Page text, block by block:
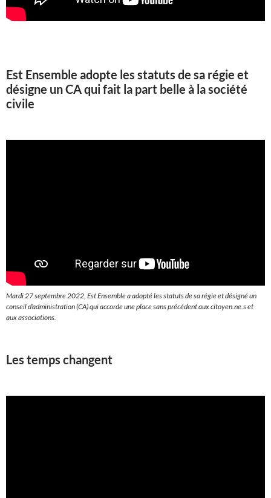
Est Ensemble adopte les statuts de sa régie et
désigne un CA qui fait la part belle à la société
civile
Mardi 27 septembre 2022, Est Ensemble a adopté les statuts de sa régie et désigné un
conseil d’administration (CA) qui accorde une place sans précédent aux citoyen.ne.s et
aux associations.
Les temps changent